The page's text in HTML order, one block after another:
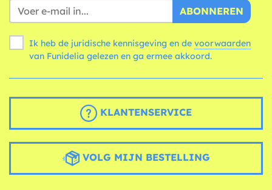
ABONNEREN
Ik heb de juridische kennisgeving en de voorwaarden
van Funidelia gelezen en ga ermee akkoord.
KLANTENSERVICE
VOLG MIJN BESTELLING